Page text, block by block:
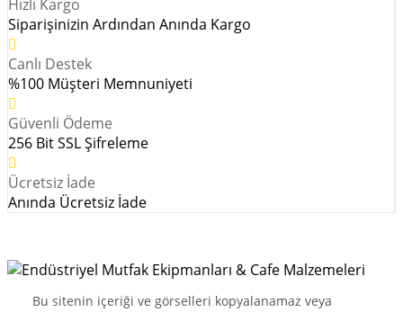
Hızlı Kargo
Siparişinizin Ardından Anında Kargo
Canlı Destek
%100 Müşteri Memnuniyeti
Güvenli Ödeme
256 Bit SSL Şifreleme
Ücretsiz İade
Anında Ücretsiz İade
Bu sitenin içeriği ve görselleri kopyalanamaz veya